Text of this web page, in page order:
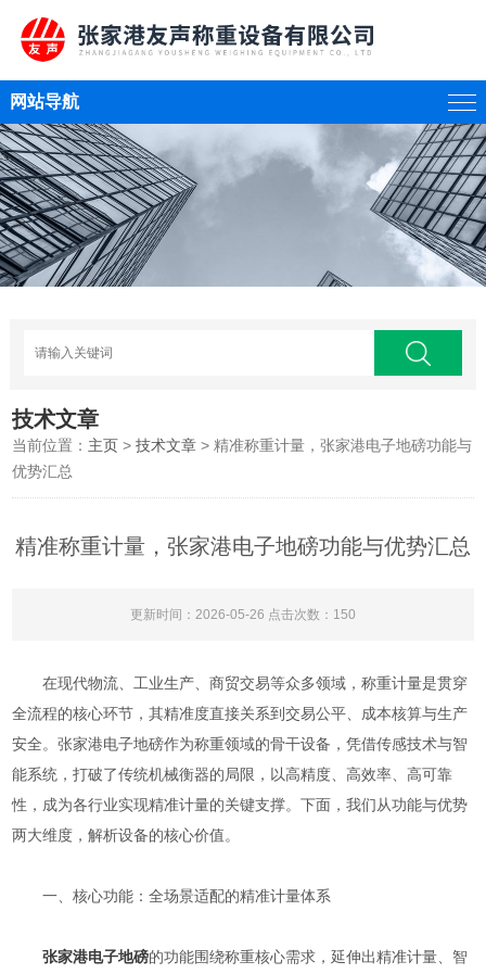
网站导航
技术文章
当前位置： 主页 >技术文章 > 精准称重计量，张家港电子地磅功能与
优势汇总
精准称重计量，张家港电子地磅功能与优势汇总
更新时间：2026-05-26 点击次数：150
在现代物流、工业生产、商贸交易等众多领域，称重计量是贯穿
全流程的核心环节，其精准度直接关系到交易公平、成本核算与生产
安全。张家港电子地磅作为称重领域的骨干设备，凭借传感技术与智
能系统，打破了传统机械衡器的局限，以高精度、高效率、高可靠
性，成为各行业实现精准计量的关键支撑。下面，我们从功能与优势
两大维度，解析设备的核心价值。
一、核心功能：全场景适配的精准计量体系
张家港电子地磅的功能围绕称重核心需求，延伸出精准计量、智